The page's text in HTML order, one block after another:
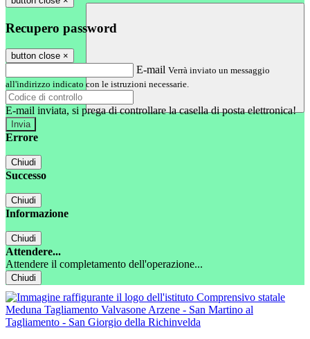
Recupero password
button close ×
E-mail Verrà inviato un messaggio
all'indirizzo indicato con le istruzioni necessarie.
E-mail inviata, si prega di controllare la casella di posta elettronica!
Errore
Chiudi
Successo
Chiudi
Informazione
Chiudi
Attendere...
Attendere il completamento dell'operazione...
Chiudi